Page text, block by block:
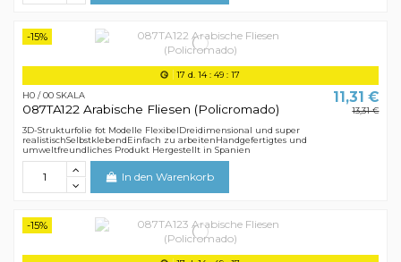
-15%
17 d. 14:49 :16
H0 / 00 SKALA
087TA122 Arabische Fliesen (Policromado)
11,31 €
13,31 €
3D-Strukturfolie fot Modelle FlexibelDreidimensional und super
realistischSelbstklebendEinfach zu arbeitenHandgefertigtes und
umweltfreundliches Produkt Hergestellt in Spanien
In den Warenkorb
-15%